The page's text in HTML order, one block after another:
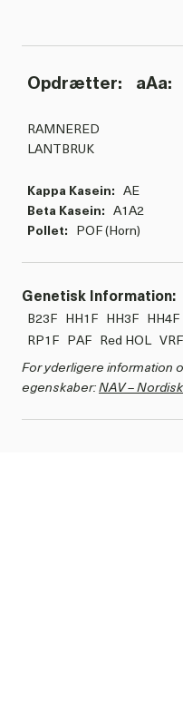
Opdrætter: aAa:
RAMNERED
LANTBRUK
Kappa Kasein: AE
Beta Kasein: A1A2
Pollet: POF (Horn)
Genetisk Information:
B23F HH1F HH3F HH4F
RP1F PAF Red HOL VRF
For yderligere information
egenskaber:NAV –